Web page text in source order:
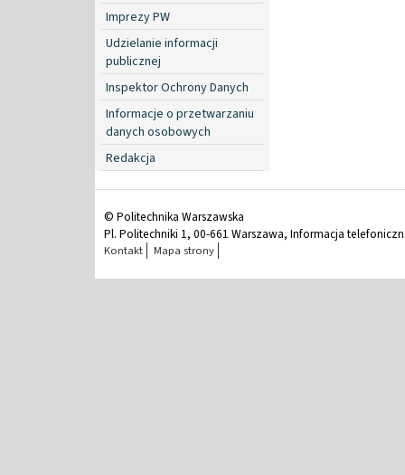
Imprezy PW
Udzielanie informacji
publicznej
Inspektor Ochrony Danych
Informacje o przetwarzaniu
danych osobowych
Redakcja
© Politechnika Warszawska
Pl. Politechniki 1, 00-661 Warszawa, Informacja
Kontakt Mapa strony